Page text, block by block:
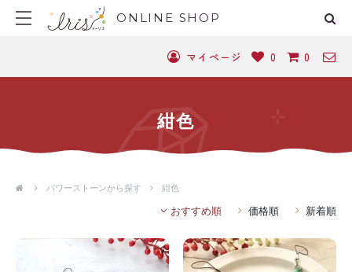
ONLINE SHOP
マイページ 0 0
紺色
パワーストーンから探す 紺色
おすすめ順 価格順 新着順